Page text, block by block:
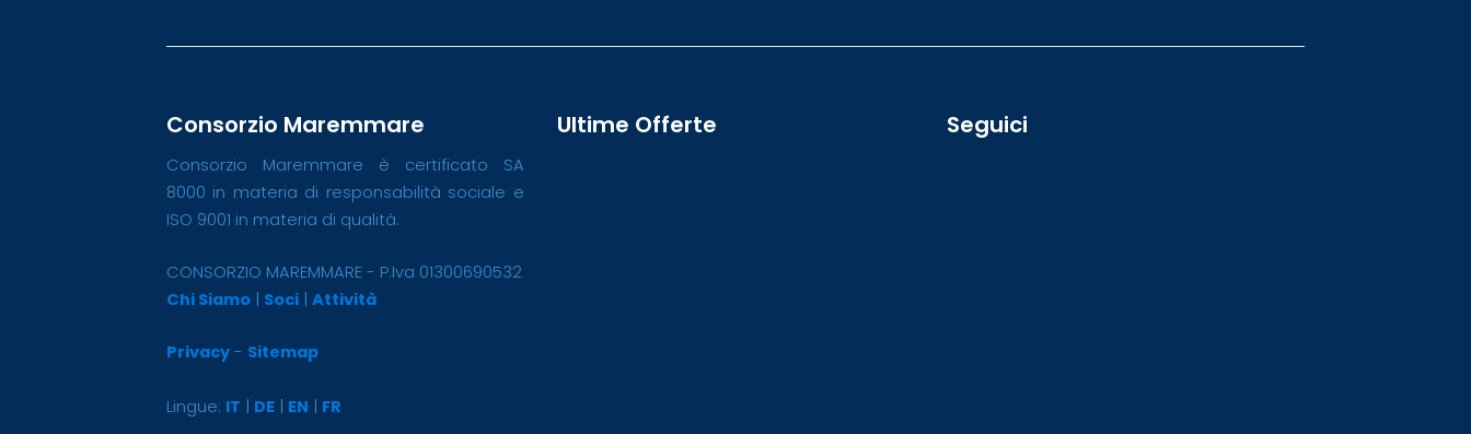
Consorzio Maremmare
Consorzio Maremmare è certificato SA
8000 in materia di responsabilità sociale e
ISO 9001 in materia di qualità.
CONSORZIO MAREMMARE - P.Iva 01300690532
Chi Siamo
Soci Attività
Privacy - Sitemap
Lingue: IT DE EN FR
Ultime Offerte Seguici